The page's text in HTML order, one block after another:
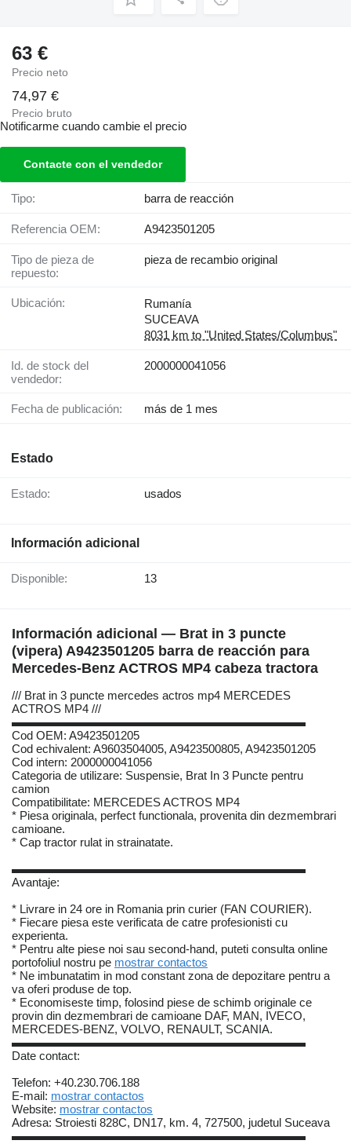
63 €
Precio neto
74,97 €
Precio bruto
Notificarme cuando cambie el precio
Contacte con el vendedor
Tipo: barra de reacción
Referencia OEM: A9423501205
Tipo de pieza de
repuesto:
pieza de recambio original
Ubicación:
Rumanía
SUCEAVA
8031 km to "United States/Columbus"
Id. de stock del
vendedor:
2000000041056
Fecha de publicación: más de 1 mes
Estado
Estado: usados
Información adicional
Disponible: 13
Información adicional — Brat in 3 puncte
(vipera) A9423501205 barra de reacción para
Mercedes-Benz ACTROS MP4 cabeza tractora
/// Brat in 3 puncte mercedes actros mp4 MERCEDES
ACTROS MP4 ///
▬▬▬▬▬▬▬▬▬▬▬▬▬▬▬▬▬▬▬▬▬▬▬▬▬
Cod OEM: A9423501205
Cod echivalent: A9603504005, A9423500805, A9423501205
Cod intern: 2000000041056
Categoria de utilizare: Suspensie, Brat In 3 Puncte pentru
camion
Compatibilitate: MERCEDES ACTROS MP4
* Piesa originala, perfect functionala, provenita din dezmembrari
camioane.
* Cap tractor rulat in strainatate.
▬▬▬▬▬▬▬▬▬▬▬▬▬▬▬▬▬▬▬▬▬▬▬▬▬
Avantaje:
* Livrare in 24 ore in Romania prin curier (FAN COURIER).
* Fiecare piesa este verificata de catre profesionisti cu
experienta.
* Pentru alte piese noi sau second-hand, puteti consulta online
portofoliul nostru pe mostrar contactos
* Ne imbunatatim in mod constant zona de depozitare pentru a
va oferi produse de top.
* Economiseste timp, folosind piese de schimb originale ce
provin din dezmembrari de camioane DAF, MAN, IVECO,
MERCEDES-BENZ, VOLVO, RENAULT, SCANIA.
▬▬▬▬▬▬▬▬▬▬▬▬▬▬▬▬▬▬▬▬▬▬▬▬▬
Date contact:
Telefon: +40.230.706.188
E-mail: mostrar contactos
Website: mostrar contactos
Adresa: Stroiesti 828C, DN17, km. 4, 727500, judetul Suceava
▬▬▬▬▬▬▬▬▬▬▬▬▬▬▬▬▬▬▬▬▬▬▬▬▬